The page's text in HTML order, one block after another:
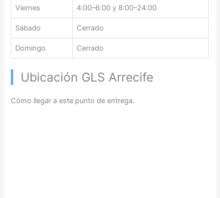
Viernes 4:00–6:00 y 8:00–24:00
Sábado Cerrado
Domingo Cerrado
Ubicación GLS Arrecife
Cómo llegar a este punto de entrega.